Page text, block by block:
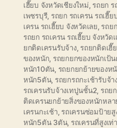
เฮี๊ยบ จังหวัดเชียงใหม่, รถยก ร
เพชรบุรี, รถยก รถเครน รถเฮี๊
เครน รถเฮี๊ยบ จังหวัดเลย, รถย
รถยก รถเครน รถเฮี๊ยบ จังหวั
ยกติดเครนรับจ้าง, รถยกติดเฮี๊
ของหนัก, รถยกยกของหนักเป้
หนัก10ตัน, รถยกยกย้ายของห
หนัก5ตัน, รถยกรถกะเช้ารับจ้
รถเครนรับจ้างเทปูนชั้น2, รถย
ติดเครนยกย้ายสิ่งของหนักหล
เครนกะเช้า, รถเครนซ่อมป้ายสู
หนัก5ตัน 3ตัน, รถเครนที่สูงเ